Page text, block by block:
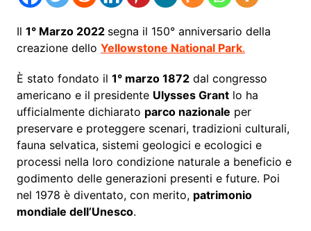
Il 1° Marzo 2022 segna il 150° anniversario della
creazione dello Yellowstone National Park.
È stato fondato il 1° marzo 1872dal congresso
americano e il presidente Ulysses Grantlo ha
ufficialmente dichiarato parco nazionale per
preservare e proteggere scenari, tradizioni culturali,
fauna selvatica, sistemi geologici e ecologici e
processi nella loro condizione naturale a beneficio e
godimento delle generazioni presenti e future. Poi
nel 1978 è diventato, con merito, patrimonio
mondiale dell’Unesco.